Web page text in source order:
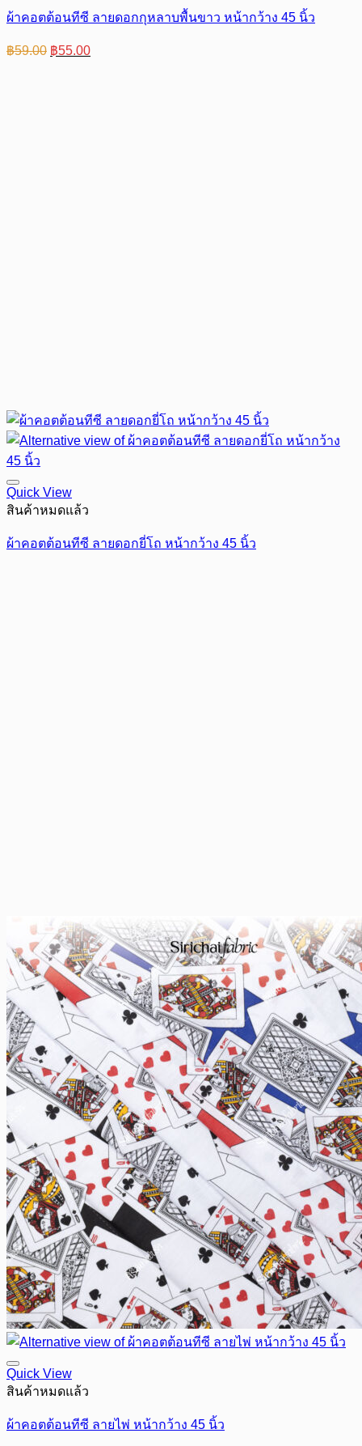
ผ้าคอตต้อนทีซี ลายดอกกุหลาบพื้นขาว หน้ากว้าง 45 นิ้ว
฿59.00 Original
price
฿55.00Current
price
Quick View
สินค้าหมดแล้ว
ผ้าคอตต้อนทีซี ลายดอกยี่โถ หน้ากว้าง 45 นิ้ว
Quick View
สินค้าหมดแล้ว
ผ้าคอตต้อนทีซี ลายไพ่ หน้ากว้าง 45 นิ้ว